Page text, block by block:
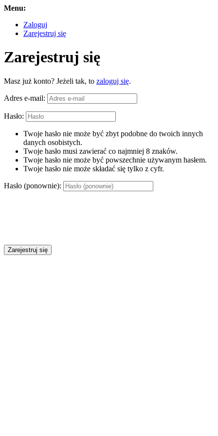
Menu:
Zaloguj
Zarejestruj się
Zarejestruj się
Masz już konto? Jeżeli tak, to zaloguj się.
Adres e-mail:
Hasło:
Twoje hasło nie może być zbyt podobne do twoich innych
danych osobistych.
Twoje hasło musi zawierać co najmniej 8 znaków.
Twoje hasło nie może być powszechnie używanym hasłem.
Twoje hasło nie może składać się tylko z cyfr.
Hasło (ponownie):
Zarejestruj się